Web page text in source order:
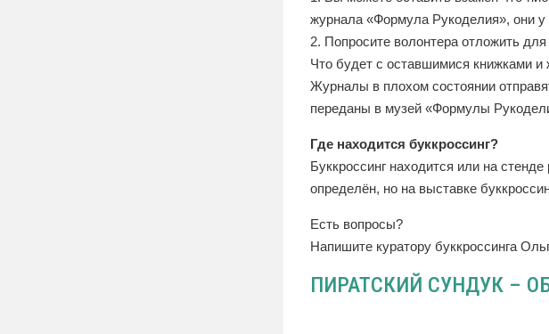
журнала «Формула Рукоделия», они у
2. Попросите волонтера отложить
Что будет с оставшимися книжками и
Журналы в плохом состоянии
переданы в музей «Формулы
Где находится буккроссинг?
Буккроссинг находится или на
определён, но на выставке
Есть вопросы?
Напишите куратору буккроссинга
ПИРАТСКИЙ СУНДУК –